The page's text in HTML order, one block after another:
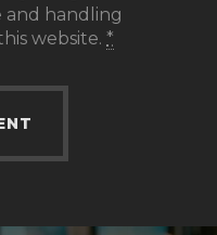
and handling
website.*